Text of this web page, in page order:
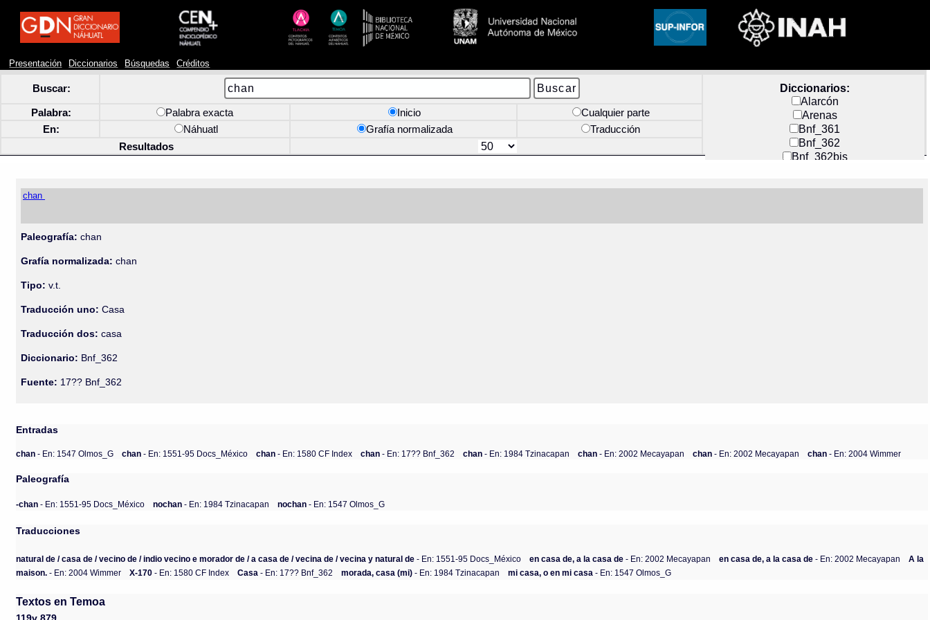
Presentación Diccionarios Búsquedas Créditos
Buscar:
Diccionarios:
Alarcón
Arenas
Bnf_361
Bnf_362
Bnf_362bis
Docs_México
Palabra: Palabra exacta Inicio
Cualquier parte
En:
Náhuatl Grafía normalizada
Traducción
Resultados
chan
Paleografía: chan
Grafía normalizada: chan
Tipo: v.t.
Traducción uno: Casa
Traducción dos: casa
Diccionario: Bnf_362
Fuente: 17?? Bnf_362
Entradas
chan- En: 1547 Olmos_G chan- En: 1551-95 Docs_México chan- En: 1580 CF Index chan- En: 17?? Bnf_362 chan- En: 1984 Tzinacapan chan- En: 2002 Mecayapan chan- En: 2002 Mecayapan chan- En: 2004 Wimmer
Paleografía
-chan - En: 1551-95 Docs_México nochan - En: 1984 Tzinacapan nochan - En: 1547 Olmos_G
Traducciones
natural de / casa de / vecino de / indio vecino e morador de / a casa de / vecina de / vecina y natural de - En: 1551-95 Docs_México en casa de, a la casa de - En: 2002 Mecayapan en casa de, a la casa de - En: 2002 Mecayapan
A la
maison. - En: 2004 Wimmer X-170 - En: 1580 CF Index Casa - En: 17?? Bnf_362 morada, casa (mi) - En: 1984 Tzinacapan mi casa, o en mi casa - En: 1547 Olmos_G
Textos en Temoa